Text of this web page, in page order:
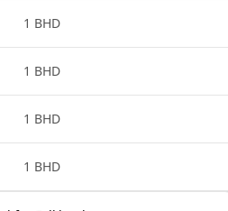
1 BHD
1 BHD
1 BHD
1 BHD